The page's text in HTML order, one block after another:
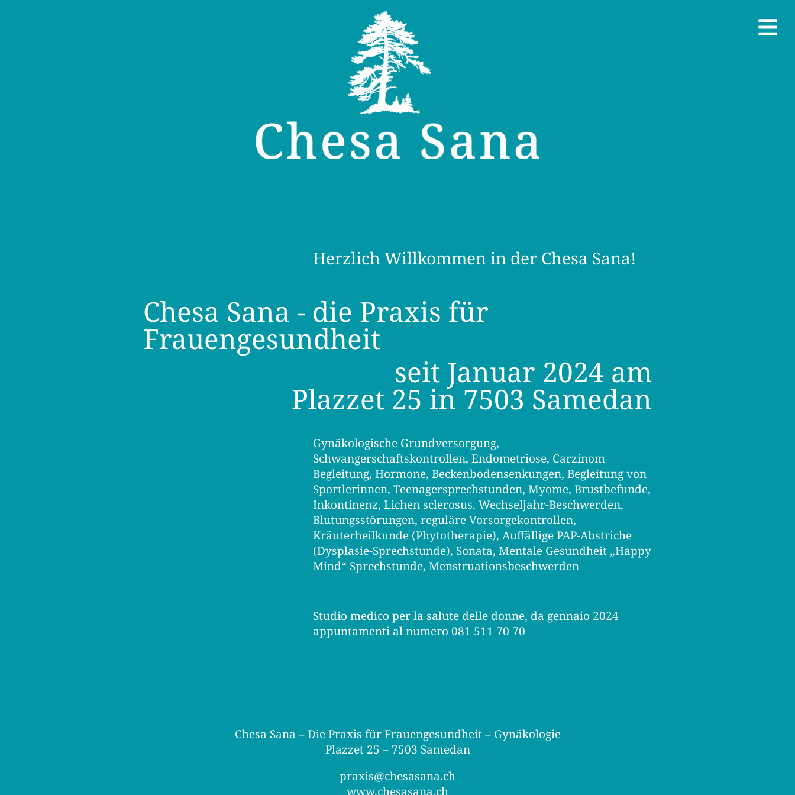
Herzlich Willkommen in der Chesa Sana!
Chesa Sana - die Praxis für
Frauengesundheit
seit Januar 2024 am
Plazzet 25 in 7503 Samedan
Gynäkologische Grundversorgung,
Schwangerschaftskontrollen, Endometriose, Carzinom
Begleitung, Hormone, Beckenbodensenkungen, Begleitung von
Sportlerinnen, Teenagersprechstunden, Myome, Brustbefunde,
Inkontinenz, Lichen sclerosus, Wechseljahr-Beschwerden,
Blutungsstörungen, reguläre Vorsorgekontrollen,
Kräuterheilkunde (Phytotherapie), Auffällige PAP-Abstriche
(Dysplasie-Sprechstunde), Sonata, Mentale Gesundheit „Happy
Mind“ Sprechstunde, Menstruationsbeschwerden
Studio medico per la salute delle donne, da gennaio 2024
appuntamenti al numero 081 511 70 70
Chesa Sana – Die Praxis für Frauengesundheit – Gynäkologie
Plazzet 25 – 7503 Samedan
praxis@chesasana.ch
www.chesasana.ch